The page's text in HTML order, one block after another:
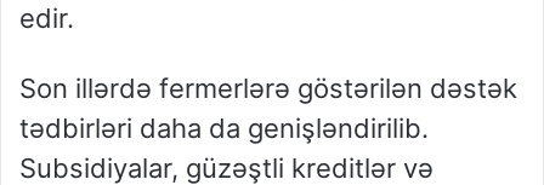
edir.
Son illərdə fermerlərə göstərilən dəstək
tədbirləri daha da genişləndirilib.
Subsidiyalar, güzəştli kreditlər və